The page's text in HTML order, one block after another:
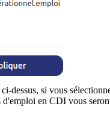
dessus, si vous
d'emploi en CDI vous